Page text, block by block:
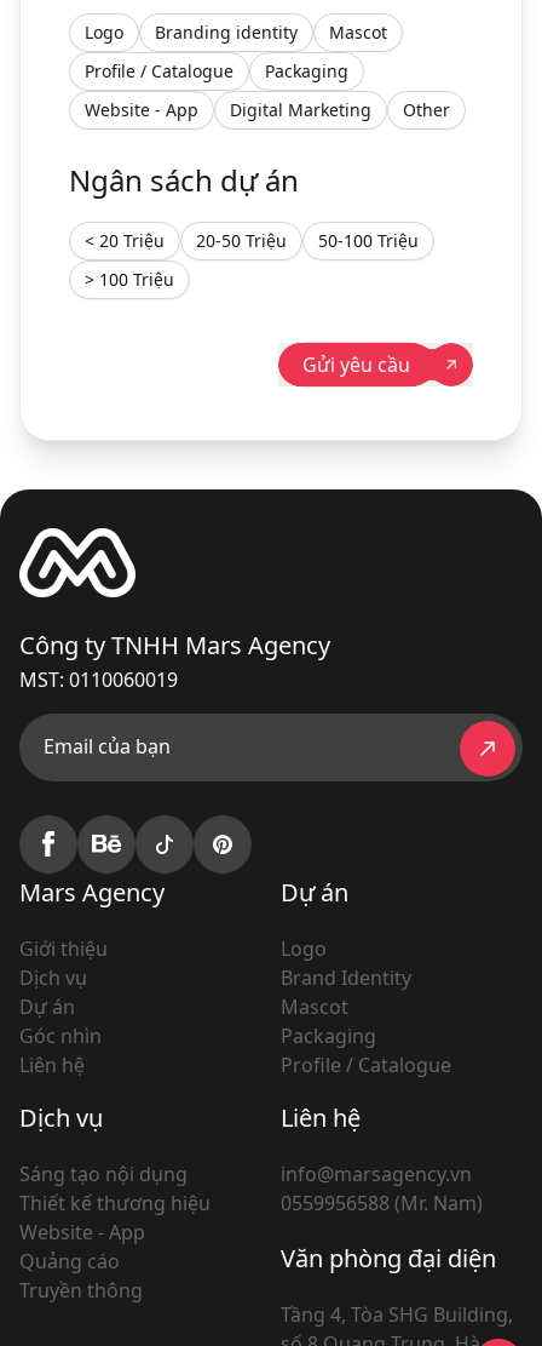
Logo Branding identity
Mascot
Profile / Catalogue
Packaging
Website - App
Digital Marketing Other
Ngân sách dự án
< 20 Triệu 20-50 Triệu
50-100 Triệu
> 100 Triệu
Gửi yêu cầu
Công ty TNHH Mars Agency
MST: 0110060019
Email của bạn
Mars Agency
Giới thiệu
Dịch vụ
Dự án
Góc nhìn
Liên hệ
Dự án
Logo
Brand Identity
Mascot
Packaging
Profile / Catalogue
Dịch vụ
Sáng tạo nội dụng
Thiết kế thương hiệu
Website - App
Quảng cáo
Truyền thông
Liên hệ
info@marsagency.vn
0559956588 (Mr. Nam)
Văn phòng đại diện
Tầng 4, Tòa SHG Building,